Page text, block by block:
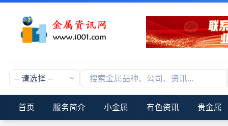
首页 服务简介 小金属 有色资讯 贵金属